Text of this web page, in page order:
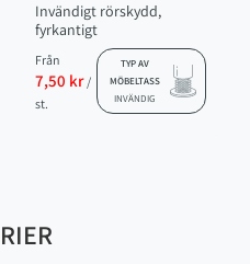
Invändigt rörskydd,
fyrkantigt
Från
7,50 kr /
st.
TYP AV
MÖBELTASS
INVÄNDIG